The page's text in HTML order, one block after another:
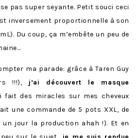
pas super seyante. Petit souci ceci
inversement proportionnelle à son
Du coup, ça m’embête un peu de
ma parade: grâce à Taren Guy
!!!),
j’ai découvert le masque
fait des miracles sur mes cheveux
une commande de 5 pots XXL, de
un jour la production ahah !). Et en